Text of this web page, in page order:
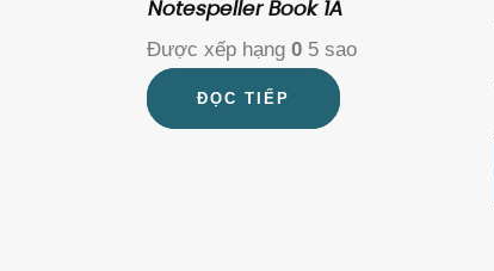
Notespeller Book 1A
Được xếp hạng 0 5 sao
ĐỌC TIẾP